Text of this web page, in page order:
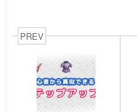
PREV